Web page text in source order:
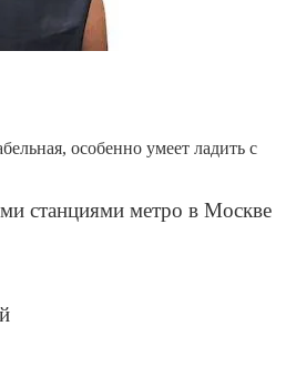
особенно умеет ладить с
станциями метро в Москве